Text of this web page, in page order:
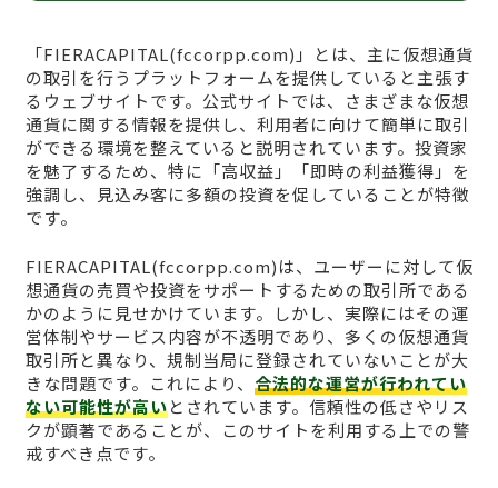
「FIERACAPITAL(fccorpp.com)」とは、主に仮想通貨
の取引を行うプラットフォームを提供していると主張す
るウェブサイトです。公式サイトでは、さまざまな仮想
通貨に関する情報を提供し、利用者に向けて簡単に取引
ができる環境を整えていると説明されています。投資家
を魅了するため、特に「高収益」「即時の利益獲得」を
強調し、見込み客に多額の投資を促していることが特徴
です。
FIERACAPITAL(fccorpp.com)は、ユーザーに対して仮
想通貨の売買や投資をサポートするための取引所である
かのように見せかけています。しかし、実際にはその運
営体制やサービス内容が不透明であり、多くの仮想通貨
取引所と異なり、規制当局に登録されていないことが大
きな問題です。これにより、 合法的な運営が行われてい
ない可能性が高いとされています。信頼性の低さやリス
クが顕著であることが、このサイトを利用する上での警
戒すべき点です。